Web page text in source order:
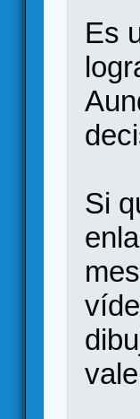
Es
Si